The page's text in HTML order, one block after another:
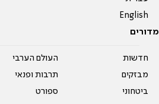
English
מדורים
חדשות
מבזקים
ביטחוני
העולם הערבי
תרבות ופנאי
ספורט